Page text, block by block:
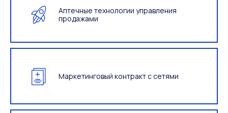
Аптечные технологии управления
продажами
Маркетинговый контракт с сетями